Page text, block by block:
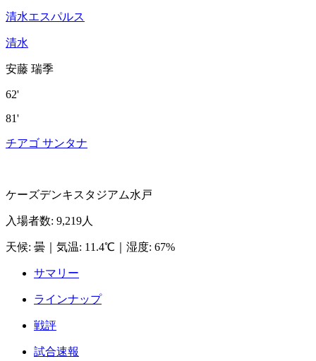
清水エスパルス
清水
安藤 瑞季
62'
81'
チアゴ サンタナ
ケーズデンキスタジアム水戸
入場者数: 9,219人
天候: 曇 気温: 11.4℃ 湿度: 67%
サマリー
ラインナップ
戦評
試合速報